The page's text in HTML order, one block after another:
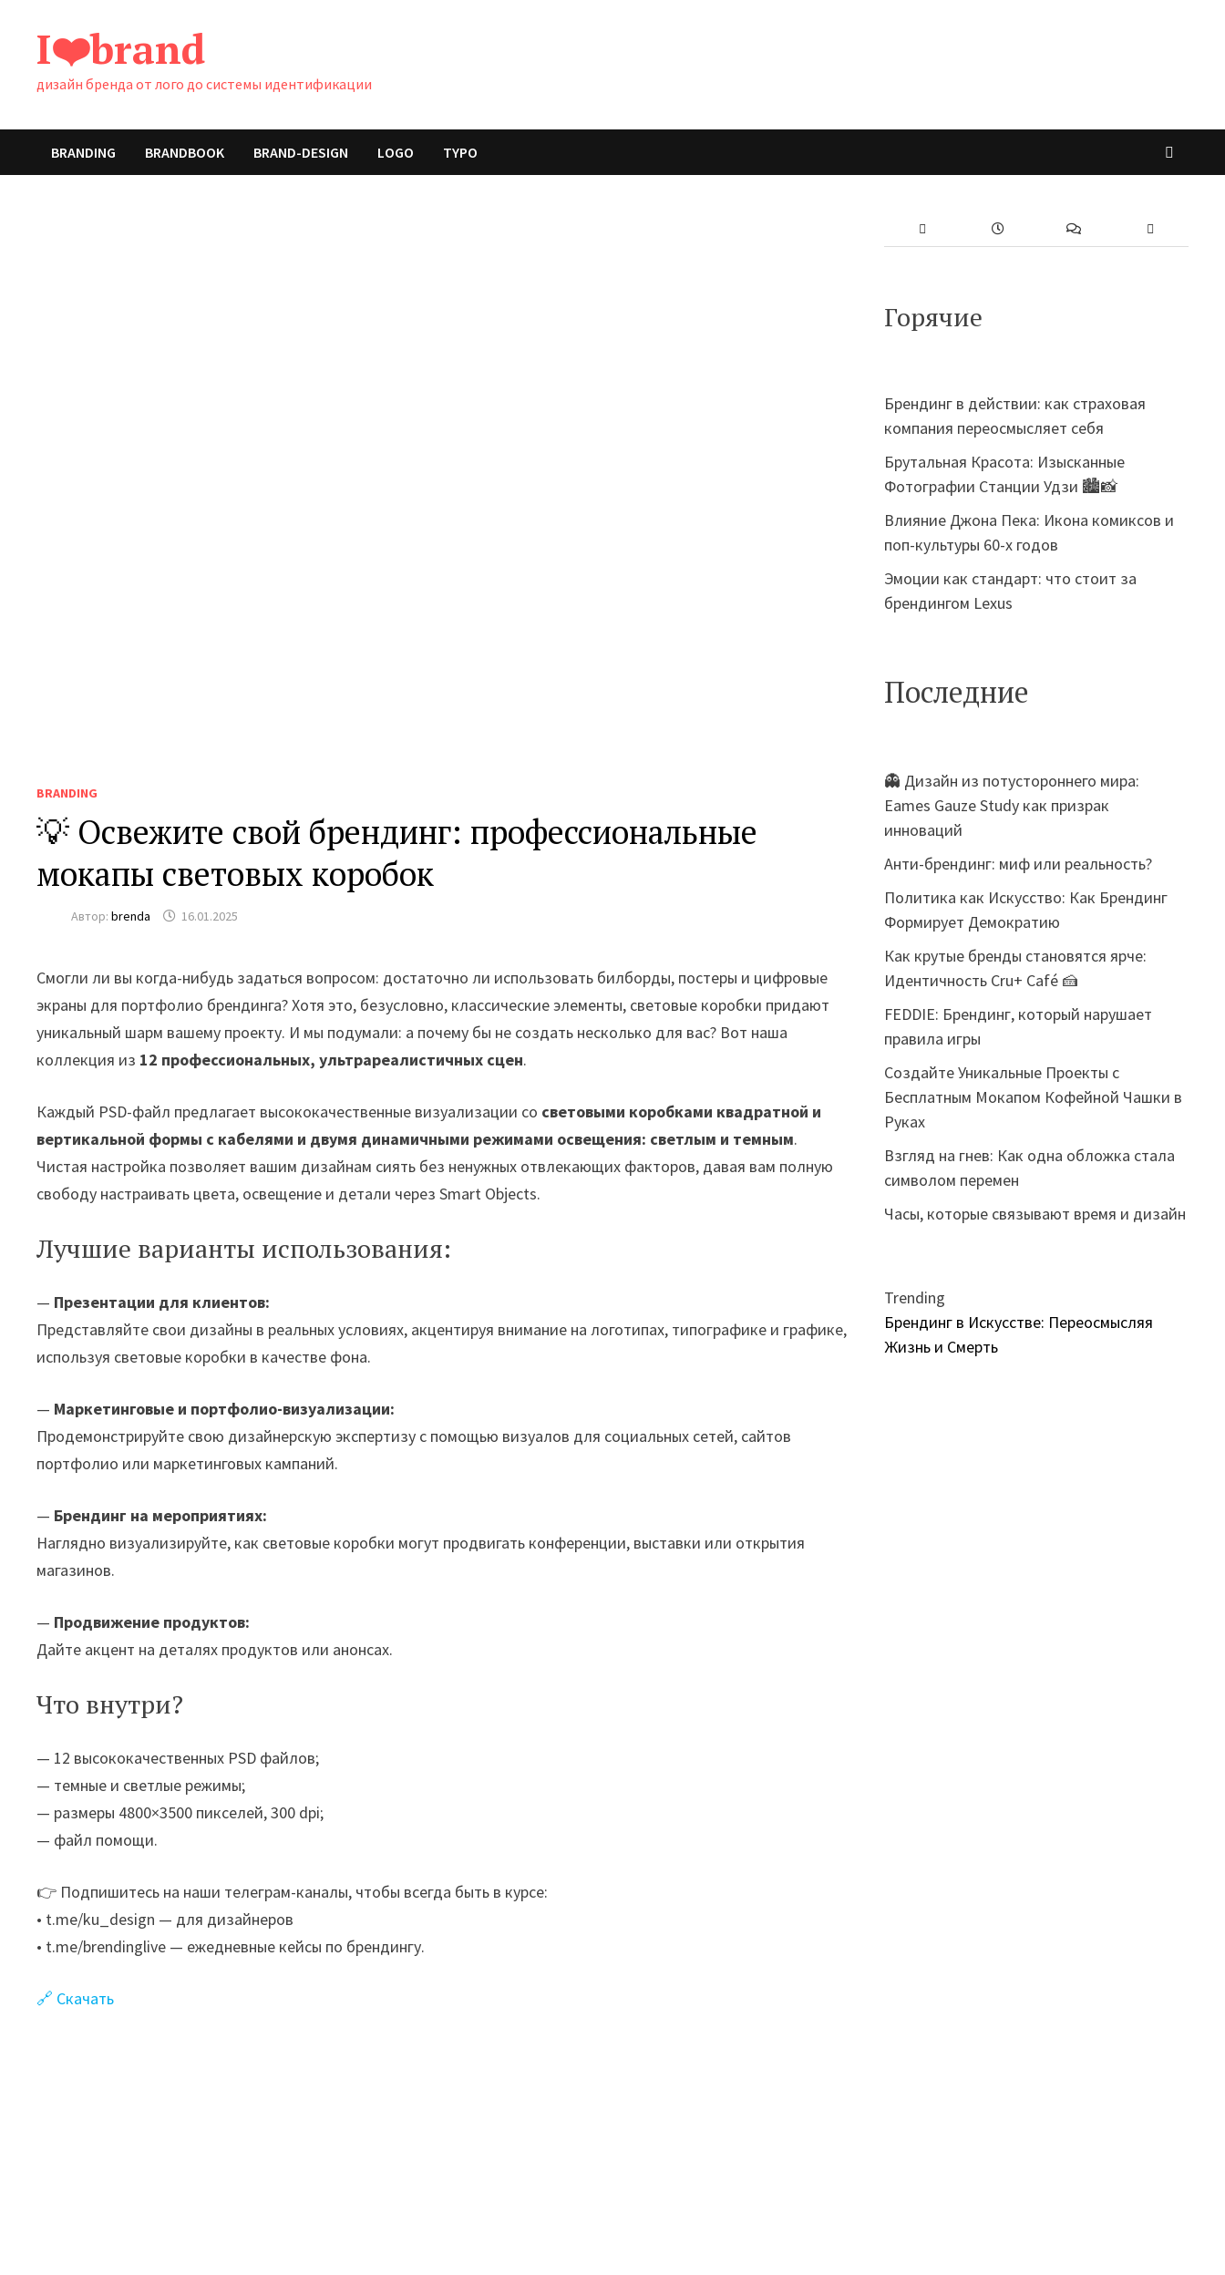
содержимому
I❤️brand
дизайн бренда от лого до системы идентификации
BRANDING BRANDBOOK BRAND-DESIGN LOGO TYPO
BRANDING
💡 Освежите свой брендинг: профессиональные
мокапы световых коробок
Автор:brenda 16.01.2025
Смогли ли вы когда-нибудь задаться вопросом: достаточно ли использовать билборды, постеры и цифровые
экраны для портфолио брендинга? Хотя это, безусловно, классические элементы, световые коробки придают
уникальный шарм вашему проекту. И мы подумали: а почему бы не создать несколько для вас? Вот наша
коллекция из 12 профессиональных, ультрареалистичных сцен.
Каждый PSD-файл предлагает высококачественные визуализации со световыми коробками квадратной и
вертикальной формы с кабелями и двумя динамичными режимами освещения: светлым и темным.
Чистая настройка позволяет вашим дизайнам сиять без ненужных отвлекающих факторов, давая вам полную
свободу настраивать цвета, освещение и детали через Smart Objects.
Лучшие варианты использования:
— Презентации для клиентов:
Представляйте свои дизайны в реальных условиях, акцентируя внимание на логотипах, типографике и графике,
используя световые коробки в качестве фона.
— Маркетинговые и портфолио-визуализации:
Продемонстрируйте свою дизайнерскую экспертизу с помощью визуалов для социальных сетей, сайтов
портфолио или маркетинговых кампаний.
— Брендинг на мероприятиях:
Наглядно визуализируйте, как световые коробки могут продвигать конференции, выставки или открытия
магазинов.
— Продвижение продуктов:
Дайте акцент на деталях продуктов или анонсах.
Что внутри?
— 12 высококачественных PSD файлов;
— темные и светлые режимы;
— размеры 4800×3500 пикселей, 300 dpi;
— файл помощи.
👉 Подпишитесь на наши телеграм-каналы, чтобы всегда быть в курсе:
• t.me/ku_design — для дизайнеров
• t.me/brendinglive — ежедневные кейсы по брендингу.
🔗 Скачать
Горячие
Брендинг в действии: как страховая
компания переосмысляет себя
Брутальная Красота: Изысканные
Фотографии Станции Удзи 🏙️📸
Влияние Джона Пека: Икона комиксов и
поп-культуры 60-х годов
Эмоции как стандарт: что стоит за
брендингом Lexus
Последние
👻 Дизайн из потустороннего мира:
Eames Gauze Study как призрак
инноваций
Анти-брендинг: миф или реальность?
Политика как Искусство: Как Брендинг
Формирует Демократию
Как крутые бренды становятся ярче:
Идентичность Cru+ Café 🍰
FEDDIE: Брендинг, который нарушает
правила игры
Создайте Уникальные Проекты с
Бесплатным Мокапом Кофейной Чашки в
Руках
Взгляд на гнев: Как одна обложка стала
символом перемен
Часы, которые связывают время и дизайн
Trending
Брендинг в Искусстве: Переосмысляя
Жизнь и Смерть